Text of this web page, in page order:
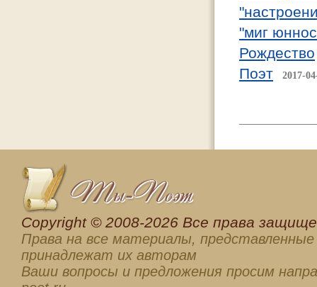
"миг
Рождество
Поэт
2017-
Сopyright © 2008-2026 Все права
Права на все материалы, представленные
принадлежат их авторам
Ваши вопросы и предложения просим